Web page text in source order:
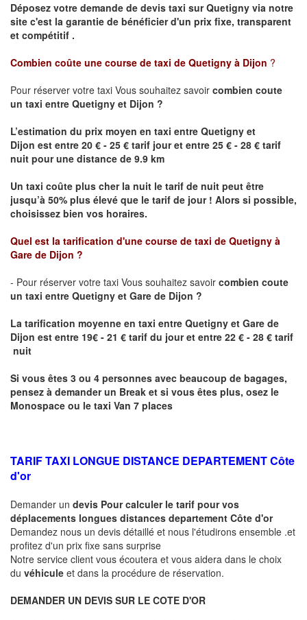
Déposez votre demande de devis taxi surQuetigny via notre
site c'est la garantie de bénéficier d'un prix fixe, transparent
et compétitif .
Combien coûte une course de taxi de Quetigny à Dijon ?
Pour réserver votre taxi Vous souhaitez savoir combien coute
un taxi entre Quetigny et Dijon ?
L’estimation du prix moyen en taxi entre Quetigny et
Dijon est entre 20 € - 25 € tarif jour et entre 25 € - 28 € tarif
nuit pour une distance de 9.9 km
Un taxi coûte plus cher la nuit le tarif de nuit peut être
jusqu’à 50% plus élevé que le tarif de jour ! Alors si possible,
choisissez bien vos horaires.
Quel est la tarification d'une course de taxi de Quetigny à
Gare de Dijon ?
- Pour réserver votre taxi Vous souhaitez savoir combien coute
un taxi entre Quetigny et Gare de Dijon ?
La tarification moyenne en taxi entre Quetigny et Gare de
Dijon est entre 19€ - 21 € tarif du jour et entre 22 € - 28 € tarif
nuit
Si vous êtes 3 ou 4 personnes avec beaucoup de bagages,
pensez à demander un Break et si vous êtes plus, osez le
Monospace ou le taxi Van 7 places
TARIF TAXI LONGUE DISTANCE DEPARTEMENT Côte
d'or
Demander un devis Pour calculer le tarif pour vos
déplacements longues distances departement Côte d'or
Demandez nous un devis détaillé et nous l'étudirons ensemble .et
profitez d'un prix fixe sans surprise
Notre service client vous écoutera et vous aidera dans le choix
du véhicule et dans la procédure de réservation.
DEMANDER UN DEVIS SUR LE COTE D'OR